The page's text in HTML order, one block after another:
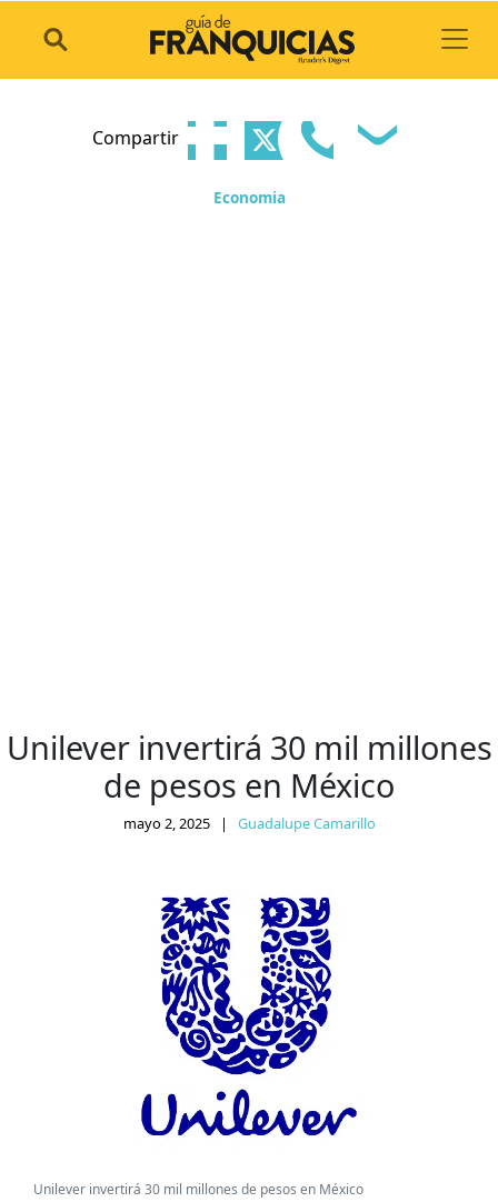
Compartir
Economia
Unilever invertirá 30 mil millones
de pesos en México
mayo 2, 2025 | Guadalupe Camarillo
Unilever invertirá 30 mil millones de pesos en México